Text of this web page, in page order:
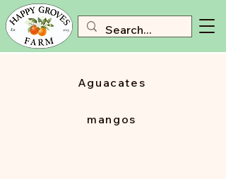
Aguacates
mangos